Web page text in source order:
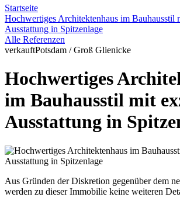
Startseite
Hochwertiges Architektenhaus im Bauhausstil
Ausstattung in Spitzenlage
Alle Referenzen
verkauftPotsdam / Groß Glienicke
Hochwertiges
im Bauhausstil mit
Ausstattung in
Aus Gründen der Diskretion gegenüber dem
werden zu dieser Immobilie keine weiteren